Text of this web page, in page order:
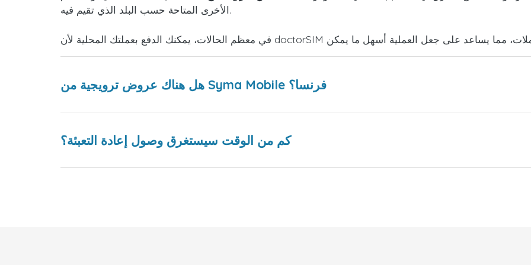
الأخرى المتاحة حسب البلد الذي تقيم فيه.
هل هناك عروض ترويجية من Syma Mobile فرنسا؟
كم من الوقت سيستغرق وصول إعادة التعبئة؟